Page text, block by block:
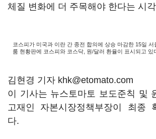
체질 변화에 더 주목해야 한다는 시
코스피가 미국과 이란 간 종전 합의에 상승 마감한 15일 서
룸 현황판에 코스피와 코스닥, 원/달러 환율이 표시되고 있
김현경 기자 khk@etomato.com
이 기사는 뉴스토마토 보도준칙 및
고재인 자본시장정책부장이 최종
다.